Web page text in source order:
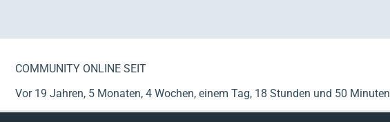
COMMUNITY ONLINE SEIT
Vor 19 Jahren, 5 Monaten, 4 Wochen, einem Tag, 18 Stunden und 50 Minuten